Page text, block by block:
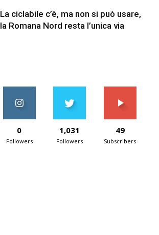
La ciclabile c’è, ma non si può usare,
la Romana Nord resta l’unica via
0
Followers
1,031
Followers
49
Subscribers